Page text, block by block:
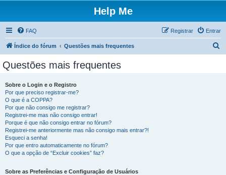
Help Me
FAQ Entrar
Registrar
Índice do fórum Questões mais frequentes
Questões mais frequentes
Sobre o Login e o Registro
Por que preciso registrar-me?
O que é a COPPA?
Por que não consigo me registrar?
Registrei-me mas não consigo entrar!
Porque é que não consigo entrar no fórum?
Registrei-me anteriormente mas não consigo mais entrar?!
Esqueci a senha!
Por que entro automaticamente no fórum?
O que a opção de “Excluir cookies” faz?
Sobre as Preferências e Configuração de Usuários